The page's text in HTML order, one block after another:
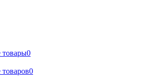
товары0
0